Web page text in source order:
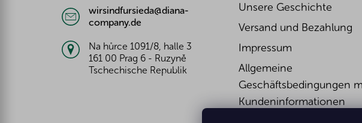
wirsindfursieda@diana-
company.de
Na hůrce 1091/8, halle 3
161 00 Prag 6 - Ruzyně
Tschechische Republik
Unsere Geschichte
Versand und Bezahlung
Impressum
Allgemeine
Geschäftsbedingungen
Kundeninformationen